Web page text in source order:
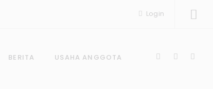
Login
BERITA USAHA ANGGOTA